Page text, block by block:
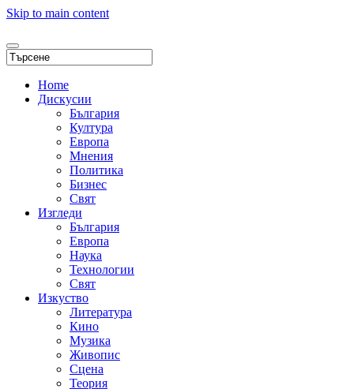
Skip to main content
Home
Дискусии
България
Култура
Европа
Мнения
Политика
Бизнес
Свят
Изгледи
България
Европа
Наука
Технологии
Свят
Изкуство
Литература
Кино
Музика
Живопис
Сцена
Теория